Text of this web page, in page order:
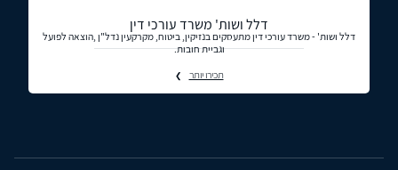
דלל ושות' משרד עורכי דין
דלל ושות' - משרד עורכי דין מתעסקים בנזיקין, ביטוח, מקרקעין נדל"ן ,הוצאה לפועל
וגביית חובות.
תכירו יותר